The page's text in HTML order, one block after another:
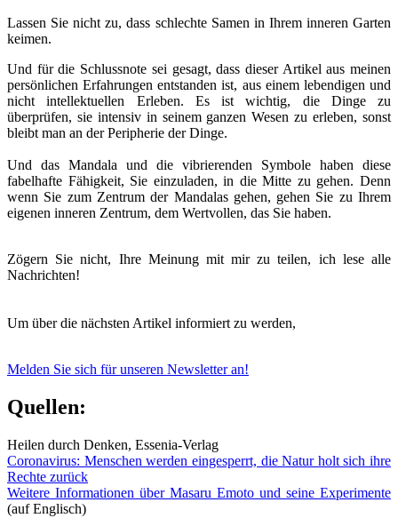
Lassen Sie nicht zu, dass schlechte Samen in Ihrem inneren Garten
keimen.
Und für die Schlussnote sei gesagt, dass dieser Artikel aus meinen
persönlichen Erfahrungen entstanden ist, aus einem lebendigen und
nicht intellektuellen Erleben. Es ist wichtig, die Dinge zu
überprüfen, sie intensiv in seinem ganzen Wesen zu erleben, sonst
bleibt man an der Peripherie der Dinge.
Und das Mandala und die vibrierenden Symbole haben diese
fabelhafte Fähigkeit, Sie einzuladen, in die Mitte zu gehen. Denn
wenn Sie zum Zentrum der Mandalas gehen, gehen Sie zu Ihrem
eigenen inneren Zentrum, dem Wertvollen, das Sie haben.
Zögern Sie nicht, Ihre Meinung mit mir zu teilen, ich lese alle
Nachrichten!
Um über die nächsten Artikel informiert zu werden,
Melden Sie sich für unseren Newsletter an!
Quellen:
Heilen durch Denken, Essenia-Verlag
Coronavirus: Menschen werden eingesperrt, die Natur holt sich ihre
Rechte zurück
Weitere Informationen über Masaru Emoto und seine Experimente
(auf Englisch)